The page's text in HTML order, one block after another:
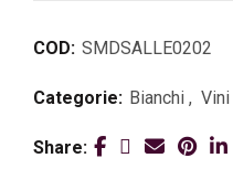
COD: SMDSALLE0202
Categorie: Bianchi ,
Share